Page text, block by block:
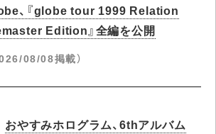
、『globe tour 1999 Relation
Edition』全編を公開
08/08掲載）
おやすみホログラム、6thアルバム